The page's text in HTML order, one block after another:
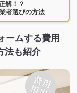
解！？
者選びの方法
ームする費用
法も紹介